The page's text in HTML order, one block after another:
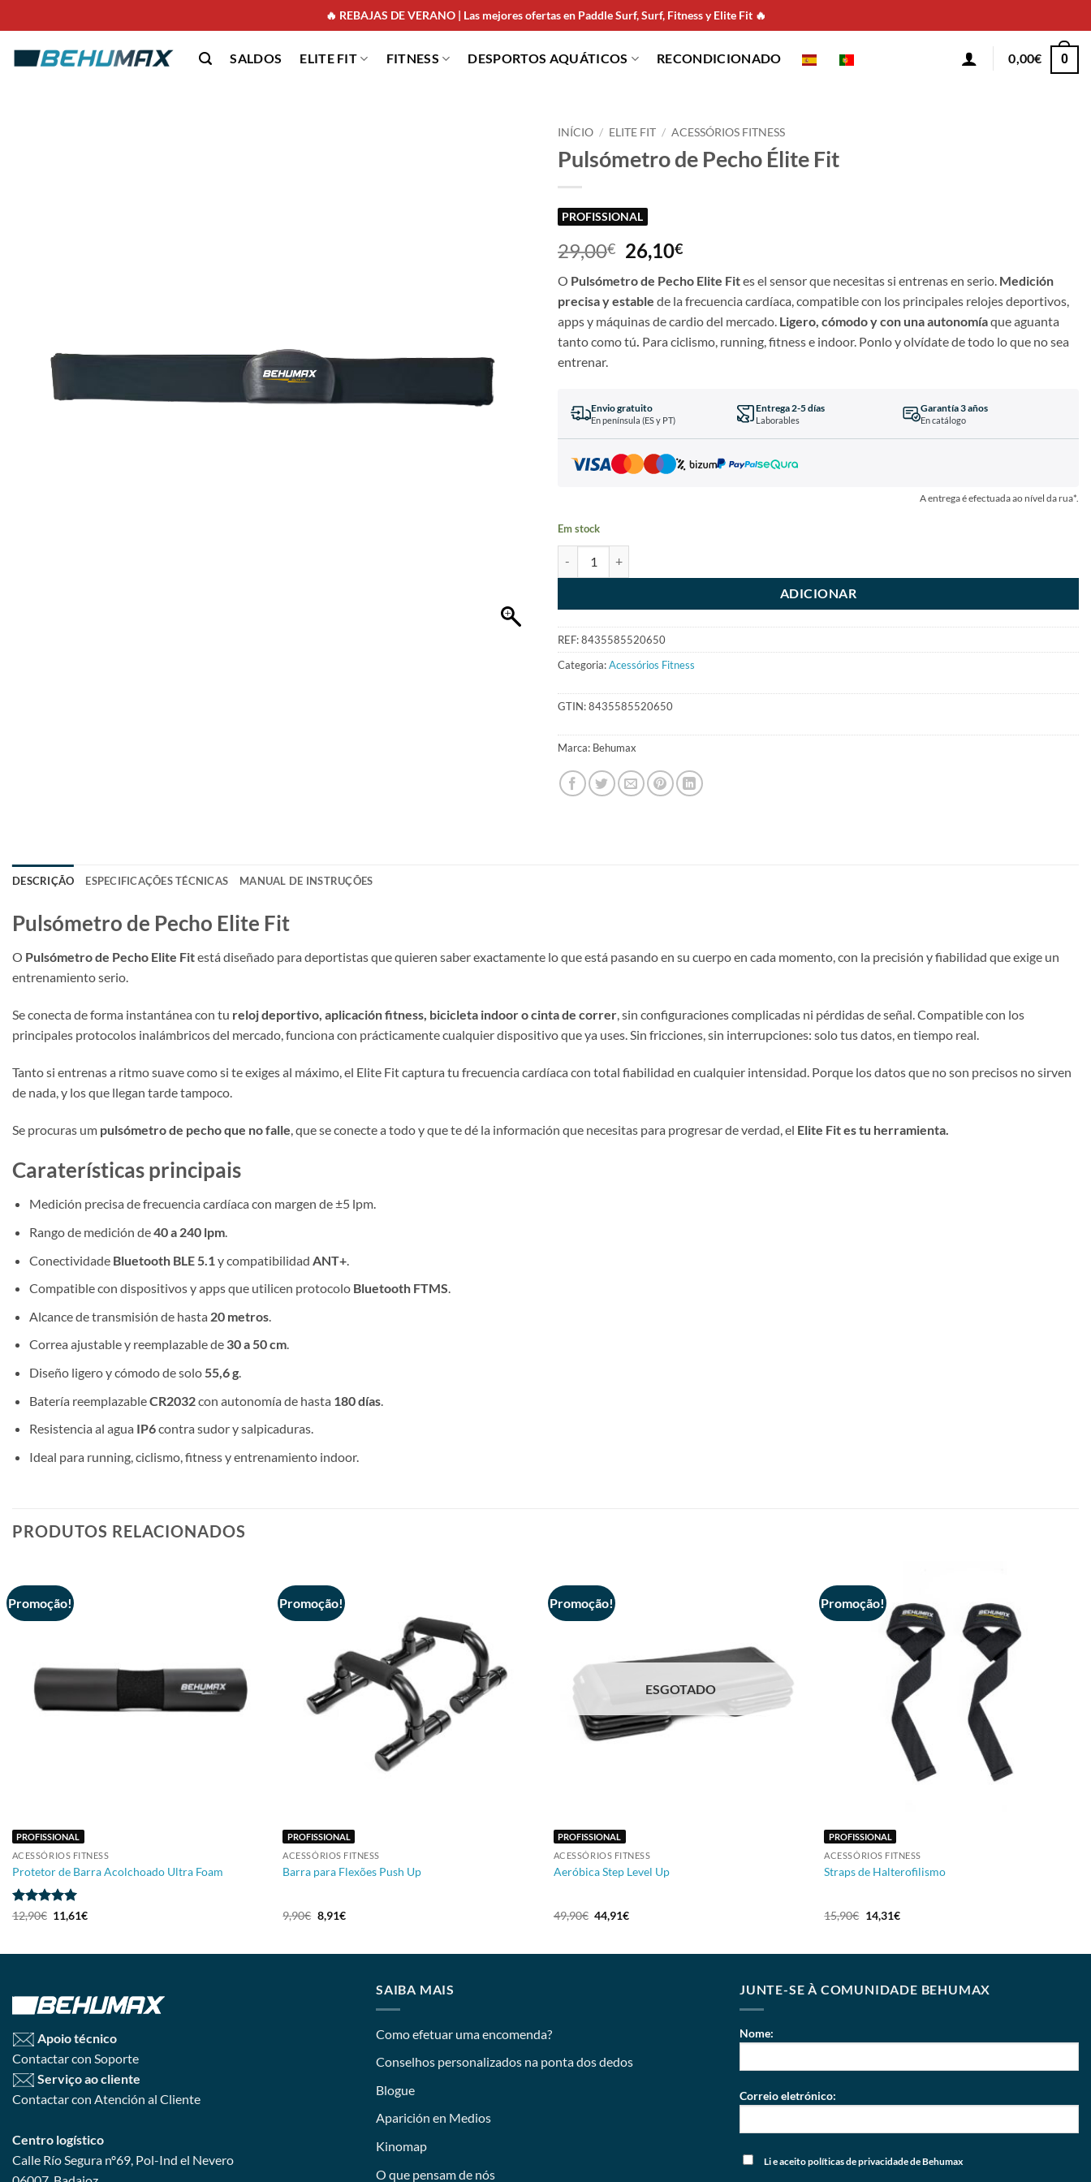
🔥 REBAJAS DE VERANO | Las mejores ofertas en Paddle Surf, Surf, Fitness y Elite Fit 🔥
SALDOS ELITE FIT FITNESS DESPORTOS AQUÁTICOS RECONDICIONADO 0,00€ 0
INÍCIO / ELITE FIT / ACESSÓRIOS FITNESS
Pulsómetro de Pecho Élite Fit
PROFISSIONAL
29,00€ 26,10€
O Pulsómetro de Pecho Elite Fites el sensor que necesitas si entrenas en serio. Medición
precisa y estable de la frecuencia cardíaca, compatible con los principales relojes deportivos,
apps y máquinas de cardio del mercado. Ligero, cómodo y con una autonomíaque aguanta
tanto como tú Para ciclismo, running, fitness e indoor. Ponlo y olvídate de todo lo que no sea
entrenar.
Envio gratuito
En península (ES y PT)
Entrega 2-5 días
Laborables
Garantía 3 años
En catálogo
A entrega é efectuada ao nível da rua*.
Em stock
ADICIONAR
REF:8435585520650
Categoria:Acessórios Fitness
GTIN:8435585520650
Marca: Behumax
DESCRIÇÃO ESPECIFICAÇÕES TÉCNICAS MANUAL DE INSTRUÇÕES
Pulsómetro de Pecho Elite Fit
O Pulsómetro de Pecho Elite Fitestá diseñado para deportistas que quieren saber exactamente lo que está pasando en su cuerpo en cada momento, con la precisión y fiabilidad que exige un
entrenamiento serio.
Se conecta de forma instantánea con tu reloj deportivo, aplicación fitness, bicicleta indoor o cinta de correr, sin configuraciones complicadas ni pérdidas de señal. Compatible con los
principales protocolos inalámbricos del mercado, funciona con prácticamente cualquier dispositivo que ya uses. Sin fricciones, sin interrupciones: solo tus datos, en tiempo real.
Tanto si entrenas a ritmo suave como si te exiges al máximo, el Elite Fit captura tu frecuencia cardíaca con total fiabilidad en cualquier intensidad. Porque los datos que no son precisos no sirven
de nada, y los que llegan tarde tampoco.
Se procuras um pulsómetro de pecho que no falle, que se conecte a todo y que te dé la información que necesitas para progresar de verdad, el Elite Fit es tu herramienta.
Caraterísticas principais
Medición precisa de frecuencia cardíaca con margen de ±5 lpm.
Rango de medición de40 a 240 lpm.
Conectividade Bluetooth BLE 5.1 y compatibilidad ANT+.
Compatible con dispositivos y apps que utilicen protocolo Bluetooth FTMS.
Alcance de transmisión de hasta 20 metros.
Correa ajustable y reemplazable de 30 a 50 cm.
Diseño ligero y cómodo de solo55,6 g.
Batería reemplazableCR2032con autonomía de hasta 180 días.
Resistencia al agua IP6contra sudor y salpicaduras.
Ideal para running, ciclismo, fitness y entrenamiento indoor.
PRODUTOS RELACIONADOS
Promoção!
PROFISSIONAL
ACESSÓRIOS FITNESS
Protetor de Barra Acolchoado Ultra Foam
Avaliação5
12,90€ 11,61€
Promoção!
PROFISSIONAL
ACESSÓRIOS FITNESS
Barra para Flexões Push Up
9,90€ 8,91€
Promoção!
ESGOTADO
PROFISSIONAL
ACESSÓRIOS FITNESS
Aeróbica Step Level Up
49,90€ 44,91€
Promoção!
PROFISSIONAL
ACESSÓRIOS FITNESS
Straps de Halterofilismo
15,90€ 14,31€
Apoio técnico
Contactar con Soporte
Serviço ao cliente
Contactar con Atención al Cliente
Centro logístico
Calle Río Segura nº69, Pol-Ind el Nevero
SAIBA MAIS
Como efetuar uma encomenda?
Conselhos personalizados na ponta dos dedos
Blogue
Aparición en Medios
Kinomap
O que pensam de nós
JUNTE-SE À COMUNIDADE BEHUMAX
Nome:
Correio eletrónico:
Li e aceitopolíticas de privacidadede Behumax